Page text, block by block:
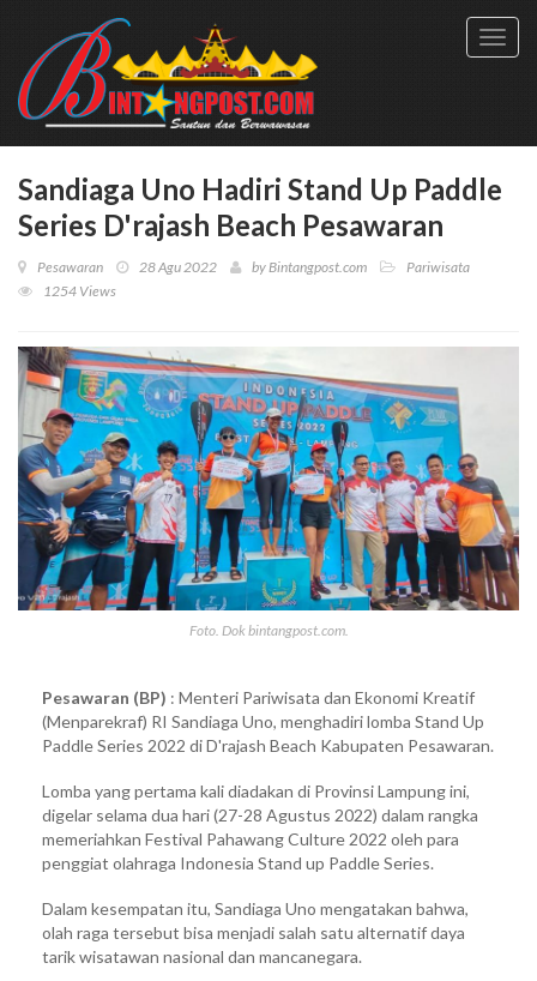
Sandiaga Uno Hadiri Stand Up Paddle
Series D'rajash Beach Pesawaran
Pesawaran 28 Agu 2022 by Bintangpost.com
Pariwisata
1254 Views
Foto. Dok bintangpost.com.
Pesawaran (BP) : Menteri Pariwisata dan Ekonomi Kreatif
(Menparekraf) RI Sandiaga Uno, menghadiri lomba Stand Up
Paddle Series 2022 di D'rajash Beach Kabupaten Pesawaran.
Lomba yang pertama kali diadakan di Provinsi Lampung ini,
digelar selama dua hari (27-28 Agustus 2022) dalam rangka
memeriahkan Festival Pahawang Culture 2022 oleh para
penggiat olahraga Indonesia Stand up Paddle Series.
Dalam kesempatan itu, Sandiaga Uno mengatakan bahwa,
olah raga tersebut bisa menjadi salah satu alternatif daya
tarik wisatawan nasional dan mancanegara.